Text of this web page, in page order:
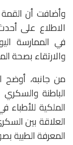
وأضافت أن القمة
الاطلاع على
في الممارسة
والارتقاء بصحة
من جانبه، أوضح
الباطنة
الملكية للأطباء
العلاقة بين
المعرفة الطبية